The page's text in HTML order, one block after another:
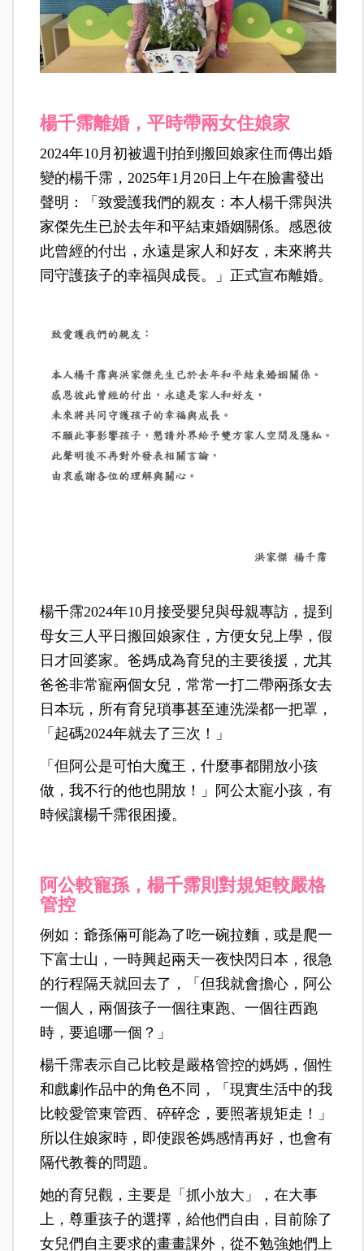
楊千霈離婚，平時帶兩女住娘家
2024年10月初被週刊拍到搬回娘家住而傳出婚
變的楊千霈，2025年1月20日上午在臉書發出
聲明：「致愛護我們的親友：本人楊千霈與洪
家傑先生已於去年和平結束婚姻關係。感恩彼
此曾經的付出，永遠是家人和好友，未來將共
同守護孩子的幸福與成長。」正式宣布離婚。
楊千霈2024年10月接受嬰兒與母親專訪，提到
母女三人平日搬回娘家住，方便女兒上學，假
日才回婆家。爸媽成為育兒的主要後援，尤其
爸爸非常寵兩個女兒，常常一打二帶兩孫女去
日本玩，所有育兒瑣事甚至連洗澡都一把罩，
「起碼2024年就去了三次！」
「但阿公是可怕大魔王，什麼事都開放小孩
做，我不行的他也開放！」阿公太寵小孩，有
時候讓楊千霈很困擾。
阿公較寵孫，楊千霈則對規矩較嚴格
管控
例如：爺孫倆可能為了吃一碗拉麵，或是爬一
下富士山，一時興起兩天一夜快閃日本，很急
的行程隔天就回去了，「但我就會擔心，阿公
一個人，兩個孩子一個往東跑、一個往西跑
時，要追哪一個？」
楊千霈表示自己比較是嚴格管控的媽媽，個性
和戲劇作品中的角色不同，「現實生活中的我
比較愛管東管西、碎碎念，要照著規矩走！」
所以住娘家時，即使跟爸媽感情再好，也會有
隔代教養的問題。
她的育兒觀，主要是「抓小放大」，在大事
上，尊重孩子的選擇，給他們自由，目前除了
女兒們自主要求的畫畫課外，從不勉強她們上